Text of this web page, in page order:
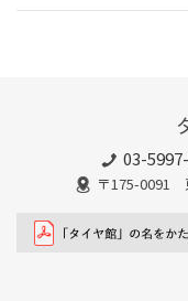
03-
〒175-0091